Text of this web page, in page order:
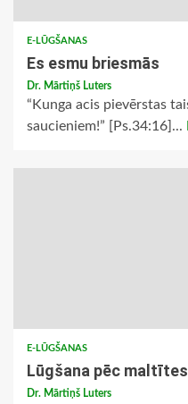
E-LŪGŠANAS
Es esmu briesmās
Dr. Mārtiņš Luters
“Kunga acis pievērstas
saucieniem!” [Ps.34:16]...
E-LŪGŠANAS
Lūgšana pēc maltītes
Dr. Mārtiņš Luters